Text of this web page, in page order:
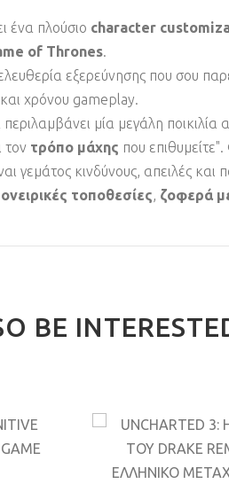
ένα πλούσιο character
of Thrones.
εξερεύνησης που σου
χρόνου gameplay.
μία μεγάλη ποικιλία
τον τρόπο μάχης που
γεμάτος κινδύνους, απειλές
ονειρικές τοποθεσίες, ζοφερά
BE